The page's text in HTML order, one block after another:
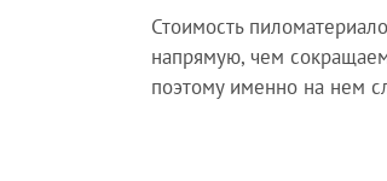
Стоимость
напрямую, чем
поэтому именно на нем